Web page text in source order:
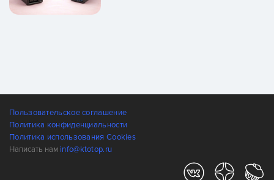
Пользовательское соглашение
Политика конфиденциальности
Политика использования Cookies
Написать нам info@ktotop.ru